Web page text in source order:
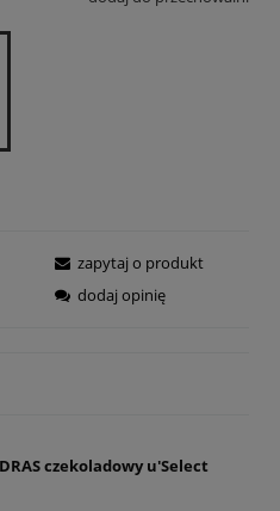
zapytaj o produkt
dodaj opinię
czekoladowy u'Select